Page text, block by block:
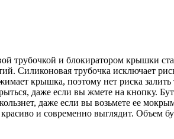
трубочкой и блокиратором крышки
Силиконовая трубочка исключает
крышка, поэтому нет риска
даже если вы жмете на кнопку.
даже если вы возьмете ее
красиво и современно выглядит. Объем